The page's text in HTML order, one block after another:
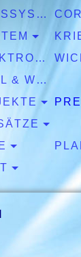
GESUNDHEITSSYSTEM
5G, 6G & ELEKTROSMOG
KLIMAWANDEL & WETTER